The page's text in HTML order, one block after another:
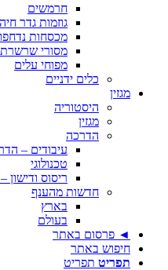
חרמשים
גוזמות גדר חיה
מכסחות
מסורי שרשרת
מפוחי עלים
כלים ידניים
מגזין
היסטוריה
מגזין
הדרכה
עיבודים –
טכנולוגי
ריסוס ודישון
חדשות מהענף
בארץ
בעולם
◄ פרסום באתר
חיפוש באתר
תפריט תפריט